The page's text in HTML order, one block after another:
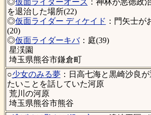
◎仮面ライダーオーズ：神林が悪徳政
を退治した場所(22)
◎仮面ライダー ディケイド ：門矢士が
(20)
◎仮面ライダーキバ：庭(39)
星渓園
埼玉県熊谷市鎌倉町
○少女のみる夢：日高七海と黒崎沙良
たいことを話していた河原
荒川の河原
埼玉県熊谷市熊谷